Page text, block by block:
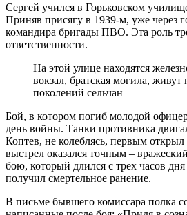
Сергей учился в Горьковском
Приняв присягу в 1939-м, уже через
командира бригады ПВО. Эта роль
ответственности.
На этой улице находятся
вокзал, братская могила, живут
поколений сельчан
Бой, в котором погиб молодой
день войны. Танки противника
Коптев, не колеблясь, первым открыл
выстрел оказался точным –
бою, который длился с трех часов
получил смертельное ранение.
В письме бывшего комиссара полка